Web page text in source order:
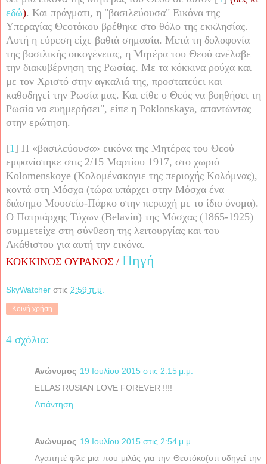
εδώ). Και πράγματι, η "βασιλεύουσα" Εικόνα της
Υπεραγίας Θεοτόκου βρέθηκε στο θόλο της εκκλησίας.
Αυτή η εύρεση είχε βαθιά σημασία. Μετά τη δολοφονία
της βασιλικής οικογένειας, η Μητέρα του Θεού ανέλαβε
την διακυβέρνηση της Ρωσίας. Με τα κόκκινα ρούχα και
με τον Χριστό στην αγκαλιά της, προστατεύει και
καθοδηγεί την Ρωσία μας. Και είθε ο Θεός να βοηθήσει τη
Ρωσία να ευημερήσει", είπε η Poklonskaya, απαντώντας
στην ερώτηση.
[1] Η «βασιλεύουσα» εικόνα της Μητέρας του Θεού
εμφανίστηκε στις 2/15 Μαρτίου 1917, στο χωριό
Kolomenskoye (Κολομένσκογιε της περιοχής Κολόμνας),
κοντά στη Μόσχα (τώρα υπάρχει στην Μόσχα ένα
διάσημο Μουσείο-Πάρκο στην περιοχή με το ίδιο όνομα).
Ο Πατριάρχης Τύχων (Belavin) της Μόσχας (1865-1925)
συμμετείχε στη σύνθεση της λειτουργίας και του
Ακάθιστου για αυτή την εικόνα.
ΚΟΚΚΙΝΟΣ ΟΥΡΑΝΟΣ / Πηγή
SkyWatcher στις 2:59 π.μ.
Κοινή χρήση
4 σχόλια:
Ανώνυμος 19 Ιουλίου 2015 στις 2:15 μ.μ.
ELLAS RUSIAN LOVE FOREVER !!!!
Απάντηση
Ανώνυμος 19 Ιουλίου 2015 στις 2:54 μ.μ.
Αγαπητέ φίλε μια που μιλάς για την Θεοτόκο(οτι οδηγεί την